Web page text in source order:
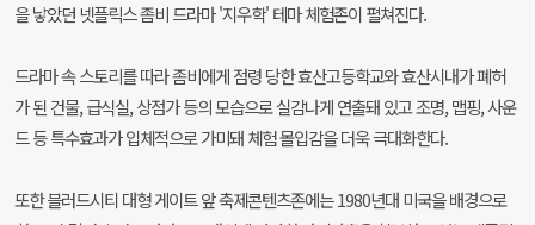
을 낳았던 넷플릭스 좀비 드라마 '지우학' 테마 체험존이 펼쳐진다.
드라마 속 스토리를 따라 좀비에게 점령 당한 효산고등학교와 효산시내가 폐허
가 된 건물, 급식실, 상점가 등의 모습으로 실감나게 연출돼 있고 조명, 맵핑, 사운
드 등 특수효과가 입체적으로 가미돼 체험 몰입감을 더욱 극대화한다.
또한 블러드시티 대형 게이트 앞 축제콘텐츠존에는 1980년대 미국을 배경으로